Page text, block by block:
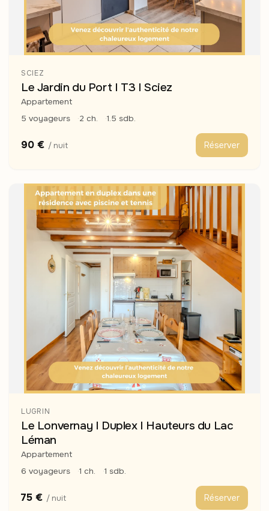
SCIEZ
Le Jardin du Port I T3 I Sciez
Appartement
5 voyageurs
2 ch. 1.5 sdb.
90 € / nuit Réserver
LUGRIN
Le Lonvernay I Duplex I Hauteurs du Lac
Léman
Appartement
6 voyageurs
1 ch. 1 sdb.
75 € / nuit Réserver